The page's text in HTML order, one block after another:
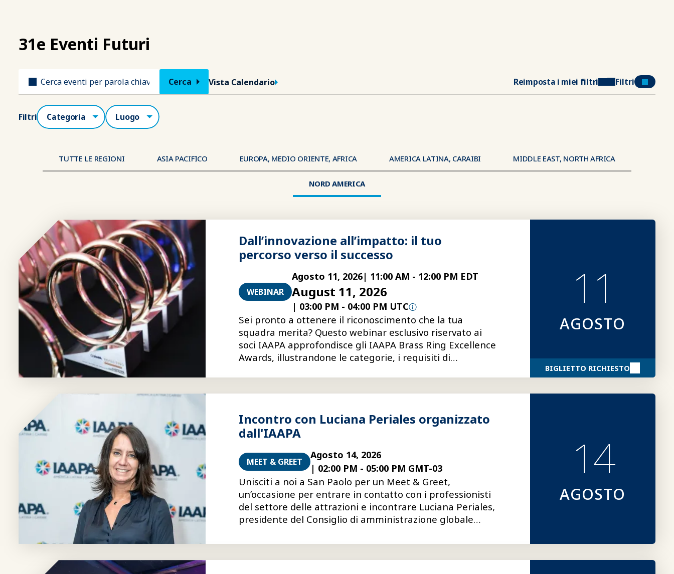
31e Eventi Futuri
Vista Calendario Reimposta i miei filtri Filtri
Filtri
Categorie Luogo
TUTTE LE REGIONI ASIA PACIFICO EUROPA, MEDIO ORIENTE, AFRICA AMERICA LATINA, CARAIBI MIDDLE EAST, NORTH AFRICA
NORD AMERICA
Dall’innovazione all’impatto: il tuo
percorso verso il successo
WEBINAR
Agosto 11, 2026| 11:00 AM - 12:00 PM EDT
August 11, 2026
| 03:00 PM - 04:00 PM UTC
Sei pronto a ottenere il riconoscimento che la tua
squadra merita? Questo webinar esclusivo riservato ai
soci IAAPA approfondisce gli IAAPA Brass Ring Excellence
Awards, illustrandone le categorie, i requisiti di
11
AGOSTO
BIGLIETTO RICHIESTO
Incontro con Luciana Periales organizzato
dall'IAAPA
MEET & GREET
Agosto 14, 2026
| 02:00 PM - 05:00 PM GMT-03
Unisciti a noi a San Paolo per un Meet & Greet,
un’occasione per entrare in contatto con i professionisti
del settore delle attrazioni e incontrare Luciana Periales,
presidente del Consiglio di amministrazione globale
14
AGOSTO